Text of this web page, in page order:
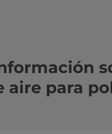
aire para